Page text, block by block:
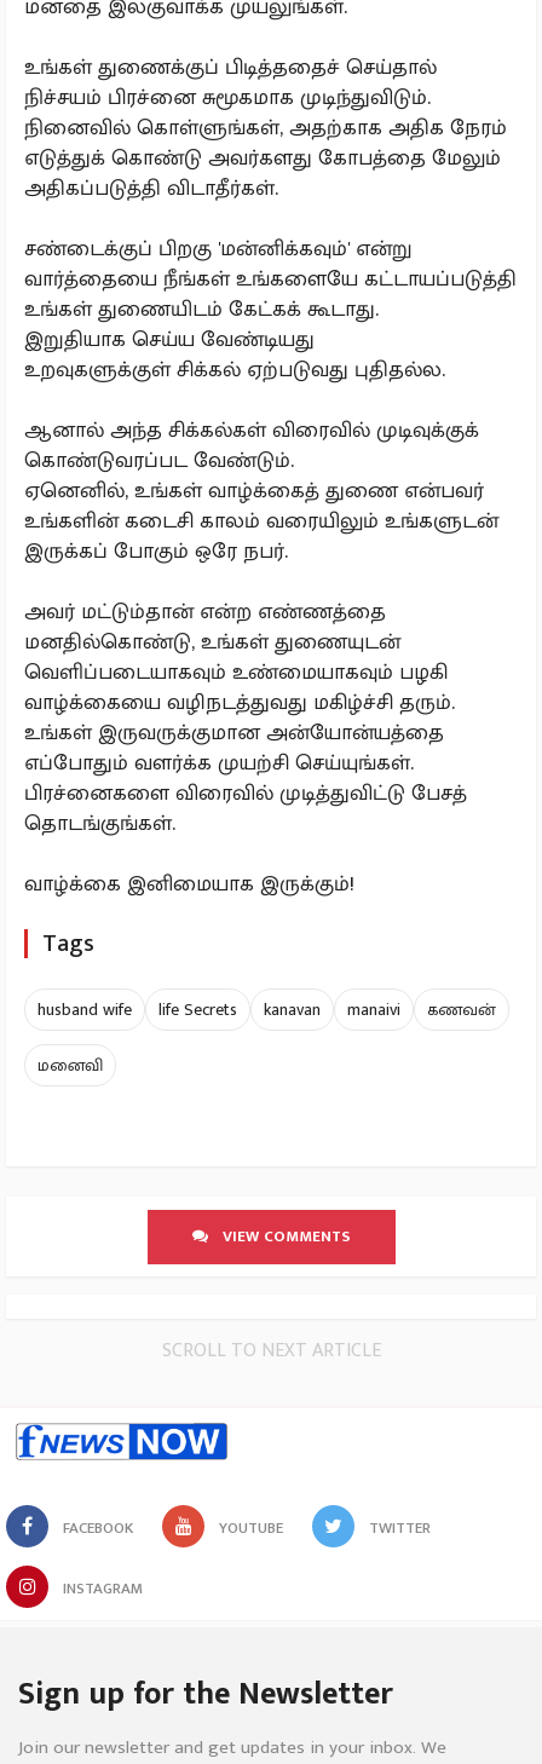
உங்கள் துணைக்குப் பிடித்ததைச் செய்தால்
நிச்சயம் பிரச்னை சுமூகமாக முடிந்துவிடும்.
நினைவில் கொள்ளுங்கள், அதற்காக அதிக நேரம்
எடுத்துக் கொண்டு அவர்களது கோபத்தை மேலும்
அதிகப்படுத்தி விடாதீர்கள்.
சண்டைக்குப் பிறகு 'மன்னிக்கவும்' என்று
வார்த்தையை நீங்கள் உங்களையே கட்டாயப்படுத்தி
உங்கள் துணையிடம் கேட்கக் கூடாது.
இறுதியாக செய்ய வேண்டியது
உறவுகளுக்குள் சிக்கல் ஏற்படுவது புதிதல்ல.
ஆனால் அந்த சிக்கல்கள் விரைவில் முடிவுக்குக்
கொண்டுவரப்பட வேண்டும்.
ஏனெனில், உங்கள் வாழ்க்கைத் துணை என்பவர்
உங்களின் கடைசி காலம் வரையிலும் உங்களுடன்
இருக்கப் போகும் ஒரே நபர்.
அவர் மட்டும்தான் என்ற எண்ணத்தை
மனதில்கொண்டு, உங்கள் துணையுடன்
வெளிப்படையாகவும் உண்மையாகவும் பழகி
வாழ்க்கையை வழிநடத்துவது மகிழ்ச்சி தரும்.
உங்கள் இருவருக்குமான அன்யோன்யத்தை
எப்போதும் வளர்க்க முயற்சி செய்யுங்கள்.
பிரச்னைகளை விரைவில் முடித்துவிட்டு பேசத்
தொடங்குங்கள்.
வாழ்க்கை இனிமையாக இருக்கும்!
Tags
husband wife life Secrets kanavan manaivi
கணவன்
மனைவி
VIEW COMMENTS
SCROLL TO NEXT ARTICLE
FACEBOOK YOUTUBE TWITTER
INSTAGRAM
Sign up for the Newsletter
Join our newsletter and get updates in your inbox. We